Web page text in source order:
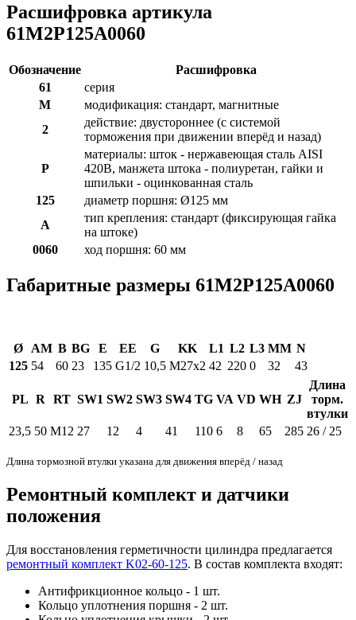
Расшифровка артикула
61M2P125A0060
Обозначение
Расшифровка
61
серия
M
модификация: стандарт, магнитные
2
действие: двустороннее (с системой
торможения при движении вперёд и назад)
P
материалы: шток - нержавеющая сталь AISI
420B, манжета штока - полиуретан, гайки и
шпильки - оцинкованная сталь
125
диаметр поршня: Ø125 мм
A
тип крепления: стандарт (фиксирующая гайка
на штоке)
0060
ход поршня: 60 мм
Габаритные размеры 61M2P125A0060
Ø AM B BG E EE G KK L1 L2 L3 MM N
125 54 60 23 135 G1/2 10,5 M27x2 42 220 0 32 43
PL R RT SW1 SW2 SW3 SW4 TG VA VD WH ZJ
Длина
торм.
втулки
23,5 50 M12 27 12 4 41 110 6 8 65 285 26 / 25
Длина тормозной втулки указана для движения вперёд / назад
Ремонтный комплект и датчики
положения
Для восстановления герметичности цилиндра предлагается
ремонтный комплект K02-60-125. В состав комплекта входят:
Антифрикционное кольцо - 1 шт.
Кольцо уплотнения поршня - 2 шт.